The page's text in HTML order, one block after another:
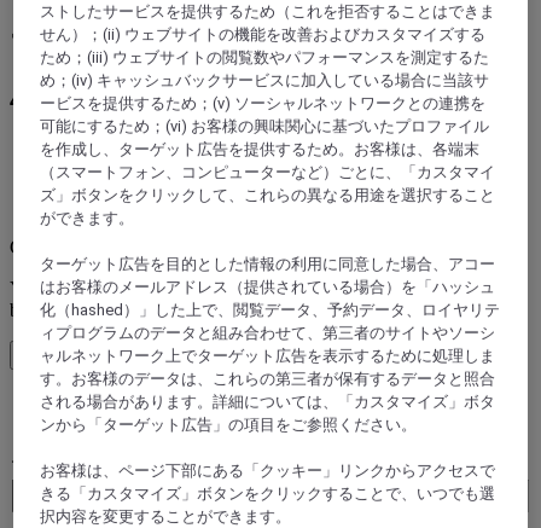
エトルタ :ホテルを予約
45を超えるアコーのホテルブランドか
ら予約
エラー
Core booking engine
You’ll be redirected to Accor website to view available hotels and
book your stay
ウィンドウを閉じる
エラー
ご希望の旅先
Booking Dates
ストしたサービスを提供するため（これを拒否することはできま
せん）；(ii) ウェブサイトの機能を改善およびカスタマイズする
ため；(iii) ウェブサイトの閲覧数やパフォーマンスを測定するた
め；(iv) キャッシュバックサービスに加入している場合に当該サ
ービスを提供するため；(v) ソーシャルネットワークとの連携を
可能にするため；(vi) お客様の興味関心に基づいたプロファイル
を作成し、ターゲット広告を提供するため。お客様は、各端末
（スマートフォン、コンピューターなど）ごとに、「カスタマイ
ズ」ボタンをクリックして、これらの異なる用途を選択すること
ができます。
ターゲット広告を目的とした情報の利用に同意した場合、アコー
はお客様のメールアドレス（提供されている場合）を「ハッシュ
化（hashed）」した上で、閲覧データ、予約データ、ロイヤリテ
ィプログラムのデータと組み合わせて、第三者のサイトやソーシ
ャルネットワーク上でターゲット広告を表示するために処理しま
す。お客様のデータは、これらの第三者が保有するデータと照合
される場合があります。詳細については、「カスタマイズ」ボタ
ンから「ターゲット広告」の項目をご参照ください。
お客様は、ページ下部にある「クッキー」リンクからアクセスで
きる「カスタマイズ」ボタンをクリックすることで、いつでも選
択内容を変更することができます。